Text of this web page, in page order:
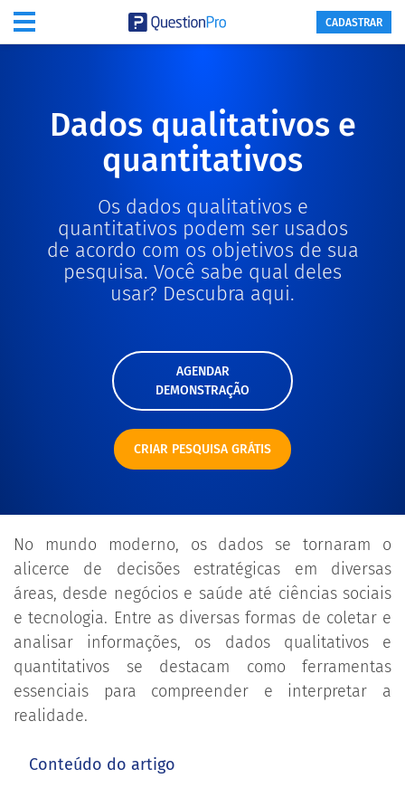
CADASTRAR
Dados qualitativos e
quantitativos
Os dados qualitativos e
quantitativos podem ser usados
de acordo com os objetivos de sua
pesquisa. Você sabe qual deles
usar? Descubra aqui.
AGENDAR
DEMONSTRAÇÃO
CRIAR PESQUISA GRÁTIS
No mundo moderno, os dados se tornaram o
alicerce de decisões estratégicas em diversas
áreas, desde negócios e saúde até ciências sociais
e tecnologia. Entre as diversas formas de coletar e
analisar informações, os dados qualitativos e
quantitativos se destacam como ferramentas
essenciais para compreender e interpretar a
realidade.
Conteúdo do artigo